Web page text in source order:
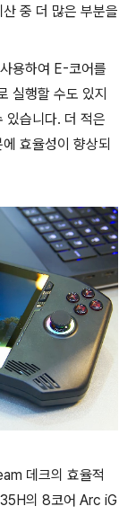
중 더 많은 부분을
용하여 E-코어를
실행할 수도 있지
있습니다. 더 적은
효율성이 향상되
데크의 효율적
의 8코어 Arc iG